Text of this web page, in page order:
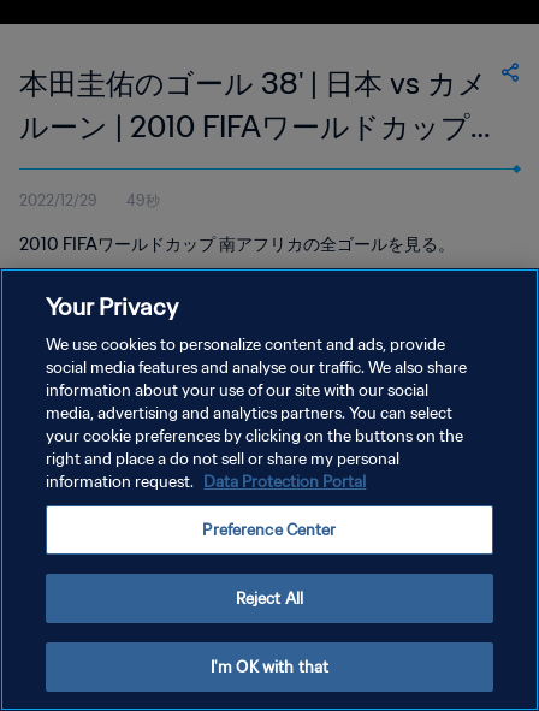
本田圭佑のゴール 38' | 日本 vs カメ
ルーン | 2010 FIFAワールドカップ
南アフリカ
2022/12/29 49秒
2010 FIFAワールドカップ 南アフリカの全ゴールを見る。
プライバシーポリシー
サービス利用規約
クッキー設定の管理
Your Privacy
We use cookies to personalize content and ads, provide
social media features and analyse our traffic. We also share
information about your use of our site with our social
media, advertising and analytics partners. You can select
your cookie preferences by clicking on the buttons on the
right and place a do not sell or share my personal
information request. Data Protection Portal
Preference Center
Reject All
I'm OK with that